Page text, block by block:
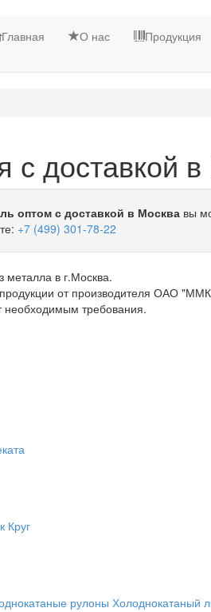
Главная О нас Продукция
с доставкой
оптом с доставкой в Москва вы
+7 (499) 301-78-22
металла в г.Москва.
от производителя ОАО
необходимым требования.
Круг
рулоны Холоднокатаный